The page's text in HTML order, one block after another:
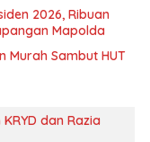
2026, Ribuan
Mapolda
Murah Sambut HUT
dan Razia